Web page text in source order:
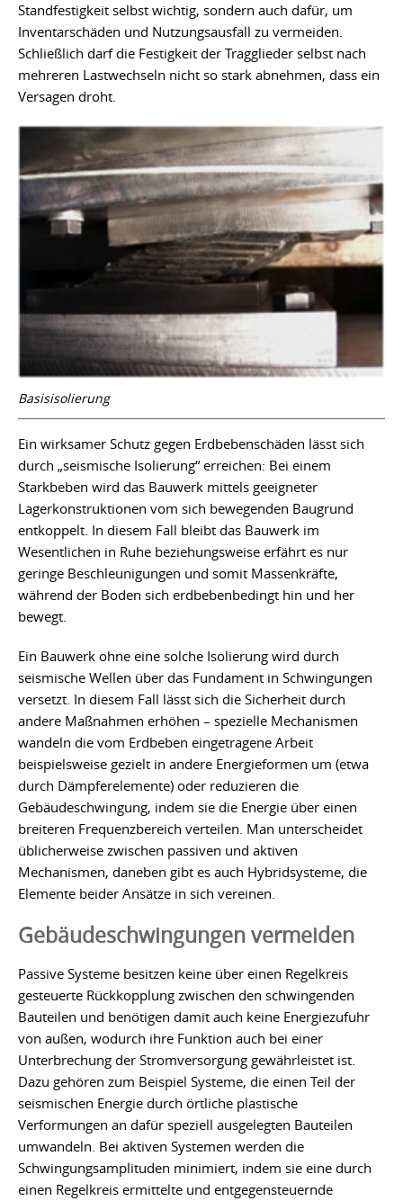
Standfestigkeit selbst wichtig, sondern auch dafür, um
Inventarschäden und Nutzungsausfall zu vermeiden.
Schließlich darf die Festigkeit der Tragglieder selbst nach
mehreren Lastwechseln nicht so stark abnehmen, dass ein
Versagen droht.
Basisisolierung
Ein wirksamer Schutz gegen Erdbebenschäden lässt sich
durch „seismische Isolierung“ erreichen: Bei einem
Starkbeben wird das Bauwerk mittels geeigneter
Lagerkonstruktionen vom sich bewegenden Baugrund
entkoppelt. In diesem Fall bleibt das Bauwerk im
Wesentlichen in Ruhe beziehungsweise erfährt es nur
geringe Beschleunigungen und somit Massenkräfte,
während der Boden sich erdbebenbedingt hin und her
bewegt.
Ein Bauwerk ohne eine solche Isolierung wird durch
seismische Wellen über das Fundament in Schwingungen
versetzt. In diesem Fall lässt sich die Sicherheit durch
andere Maßnahmen erhöhen – spezielle Mechanismen
wandeln die vom Erdbeben eingetragene Arbeit
beispielsweise gezielt in andere Energieformen um (etwa
durch Dämpferelemente) oder reduzieren die
Gebäudeschwingung, indem sie die Energie über einen
breiteren Frequenzbereich verteilen. Man unterscheidet
üblicherweise zwischen passiven und aktiven
Mechanismen, daneben gibt es auch Hybridsysteme, die
Elemente beider Ansätze in sich vereinen.
Gebäudeschwingungen vermeiden
Passive Systeme besitzen keine über einen Regelkreis
gesteuerte Rückkopplung zwischen den schwingenden
Bauteilen und benötigen damit auch keine Energiezufuhr
von außen, wodurch ihre Funktion auch bei einer
Unterbrechung der Stromversorgung gewährleistet ist.
Dazu gehören zum Beispiel Systeme, die einen Teil der
seismischen Energie durch örtliche plastische
Verformungen an dafür speziell ausgelegten Bauteilen
umwandeln. Bei aktiven Systemen werden die
Schwingungsamplituden minimiert, indem sie eine durch
einen Regelkreis ermittelte und entgegensteuernde